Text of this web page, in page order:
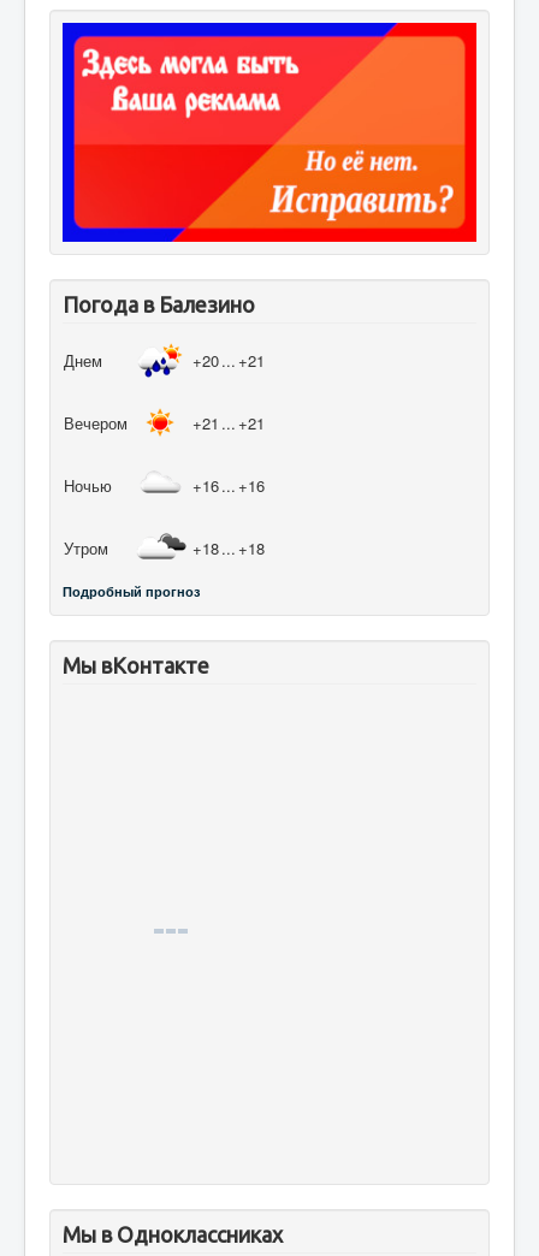
Погода в Балезино
Днем +20... +21
Вечером +21 ... +21
Ночью +16... +16
Утром +18... +18
Подробный прогноз
Мы вКонтакте
Мы в Одноклассниках